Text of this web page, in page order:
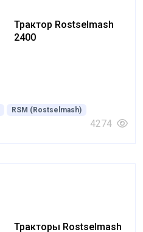
Трактор Rostselmash
2400
RSM (Rostselmash)
4274
Тракторы Rostselmash